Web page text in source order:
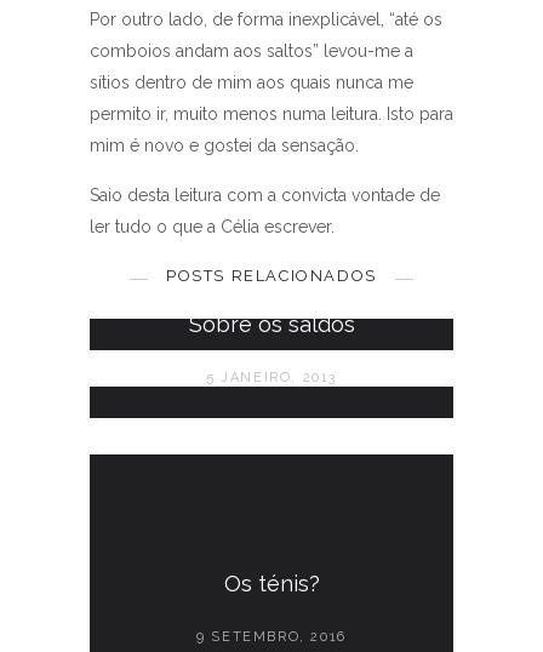
Por outro lado, de forma inexplicável, “até os
comboios andam aos saltos” levou-me a
sítios dentro de mim aos quais nunca me
permito ir, muito menos numa leitura. Isto para
mim é novo e gostei da sensação.
Saio desta leitura com a convicta vontade de
ler tudo o que a Célia escrever.
POSTS RELACIONADOS
Sobre os saldos
5 JANEIRO, 2013
Os ténis?
9 SETEMBRO, 2016